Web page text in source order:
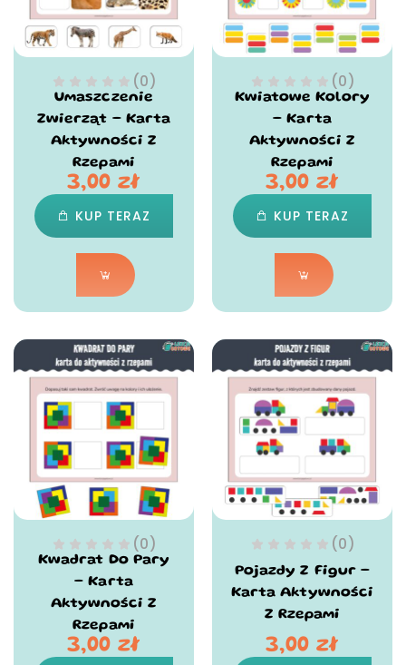
(0)
Umaszczenie
Zwierząt – Karta
Aktywności Z
Rzepami
3,00zł
KUP TERAZ
(0)
Kwiatowe Kolory
– Karta
Aktywności Z
Rzepami
3,00zł
KUP TERAZ
(0)
Kwadrat Do Pary
– Karta
Aktywności Z
Rzepami
3,00zł
(0)
Pojazdy Z Figur –
Karta Aktywności
Z Rzepami
3,00zł